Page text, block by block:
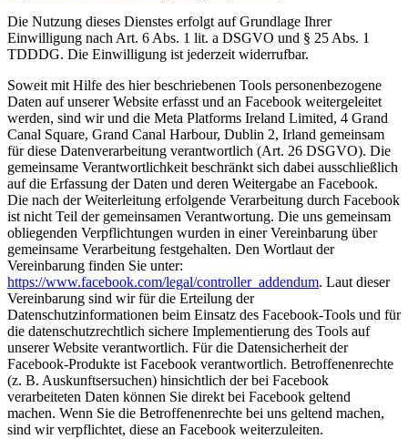
Die Nutzung dieses Dienstes erfolgt auf Grundlage Ihrer
Einwilligung nach Art. 6 Abs. 1 lit. a DSGVO und § 25 Abs. 1
TDDDG. Die Einwilligung ist jederzeit widerrufbar.
Soweit mit Hilfe des hier beschriebenen Tools personenbezogene
Daten auf unserer Website erfasst und an Facebook weitergeleitet
werden, sind wir und die Meta Platforms Ireland Limited, 4 Grand
Canal Square, Grand Canal Harbour, Dublin 2, Irland gemeinsam
für diese Datenverarbeitung verantwortlich (Art. 26 DSGVO). Die
gemeinsame Verantwortlichkeit beschränkt sich dabei ausschließlich
auf die Erfassung der Daten und deren Weitergabe an Facebook.
Die nach der Weiterleitung erfolgende Verarbeitung durch Facebook
ist nicht Teil der gemeinsamen Verantwortung. Die uns gemeinsam
obliegenden Verpflichtungen wurden in einer Vereinbarung über
gemeinsame Verarbeitung festgehalten. Den Wortlaut der
Vereinbarung finden Sie unter:
https://www.facebook.com/legal/controller_addendum. Laut dieser
Vereinbarung sind wir für die Erteilung der
Datenschutzinformationen beim Einsatz des Facebook-Tools und für
die datenschutzrechtlich sichere Implementierung des Tools auf
unserer Website verantwortlich. Für die Datensicherheit der
Facebook-Produkte ist Facebook verantwortlich. Betroffenenrechte
(z. B. Auskunftsersuchen) hinsichtlich der bei Facebook
verarbeiteten Daten können Sie direkt bei Facebook geltend
machen. Wenn Sie die Betroffenenrechte bei uns geltend machen,
sind wir verpflichtet, diese an Facebook weiterzuleiten.